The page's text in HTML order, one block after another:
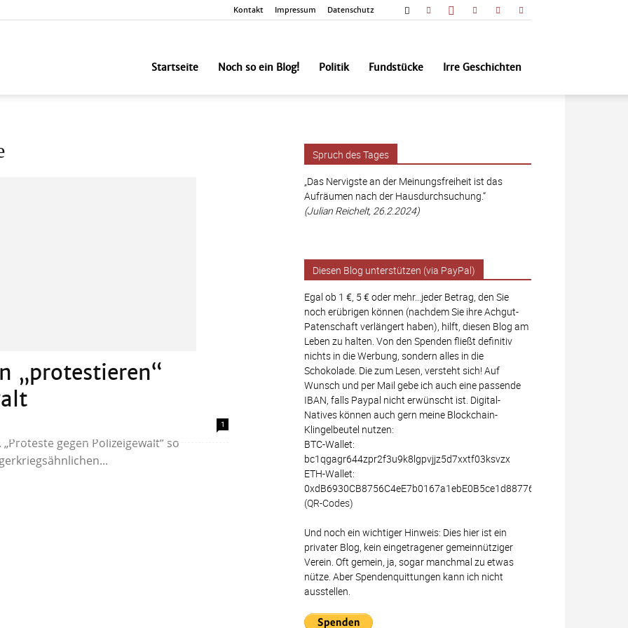
Kontakt Impressum Datenschutz
Startseite Noch so ein Blog! Politik Fundstücke Irre Geschichten
„protestieren“
1
Blätterwald angesichts der Gewaltwelle,
gegen Polizeigewalt“ so
Spruch des Tages
„Das Nervigste an der Meinungsfreiheit ist das
Aufräumen nach der Hausdurchsuchung.“
(Julian Reichelt, 26.2.2024)
Diesen Blog unterstützen (via PayPal)
Egal ob 1 €, 5 € oder mehr...jeder Betrag, den Sie
noch erübrigen können (nachdem Sie ihre Achgut-
Patenschaft verlängert haben), hilft, diesen Blog am
Leben zu halten. Von den Spenden fließt definitiv
nichts in die Werbung, sondern alles in die
Schokolade. Die zum Lesen, versteht sich! Auf
Wunsch und per Mail gebe ich auch eine passende
IBAN, falls Paypal nicht erwünscht ist. Digital-
Natives können auch gern meine Blockchain-
Klingelbeutel nutzen:
BTC-Wallet:
bc1qgagr644zpr2f3u9k8lgpvjjz5d7xxtf03ksvzx
ETH-Wallet:
0xdB6930CB8756C4eE7b0167a1ebE0B5ce1d887766
(QR-Codes)
Und noch ein wichtiger Hinweis: Dies hier ist ein
privater Blog, kein eingetragener gemeinnütziger
Verein. Oft gemein, ja, sogar manchmal zu etwas
nütze. Aber Spendenquittungen kann ich nicht
ausstellen.